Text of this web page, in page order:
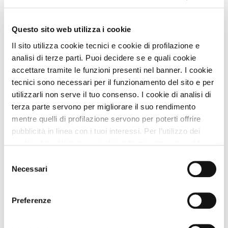
Questo sito web utilizza i cookie
Il sito utilizza cookie tecnici e cookie di profilazione e
analisi di terze parti. Puoi decidere se e quali cookie
accettare tramite le funzioni presenti nel banner. I cookie
tecnici sono necessari per il funzionamento del sito e per
utilizzarli non serve il tuo consenso. I cookie di analisi di
terza parte servono per migliorare il suo rendimento
mentre quelli di profilazione servono per poterti offrire
pubblicità in linea con i tuoi interessi. Per l’utilizzo dei
senza accettare” verranno installati solo i cookie tecnici.
Cliccando il pulsante “Accetta tutto” acconsenti all’utilizzo
di tutti i cookie. Cliccando il pulsante “mostra dettagli”
troverai le varie categorie di cookie e potrai accettare o
delNecessari
Preferenze
Pietrapaola (Cosenza) Calabria
Animali Ammessi:
OFFERTA LUGLIO 2017
OFFERTA LUGLIO
Vedi